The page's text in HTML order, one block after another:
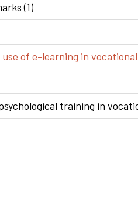
(1)
of e-learning in
training in